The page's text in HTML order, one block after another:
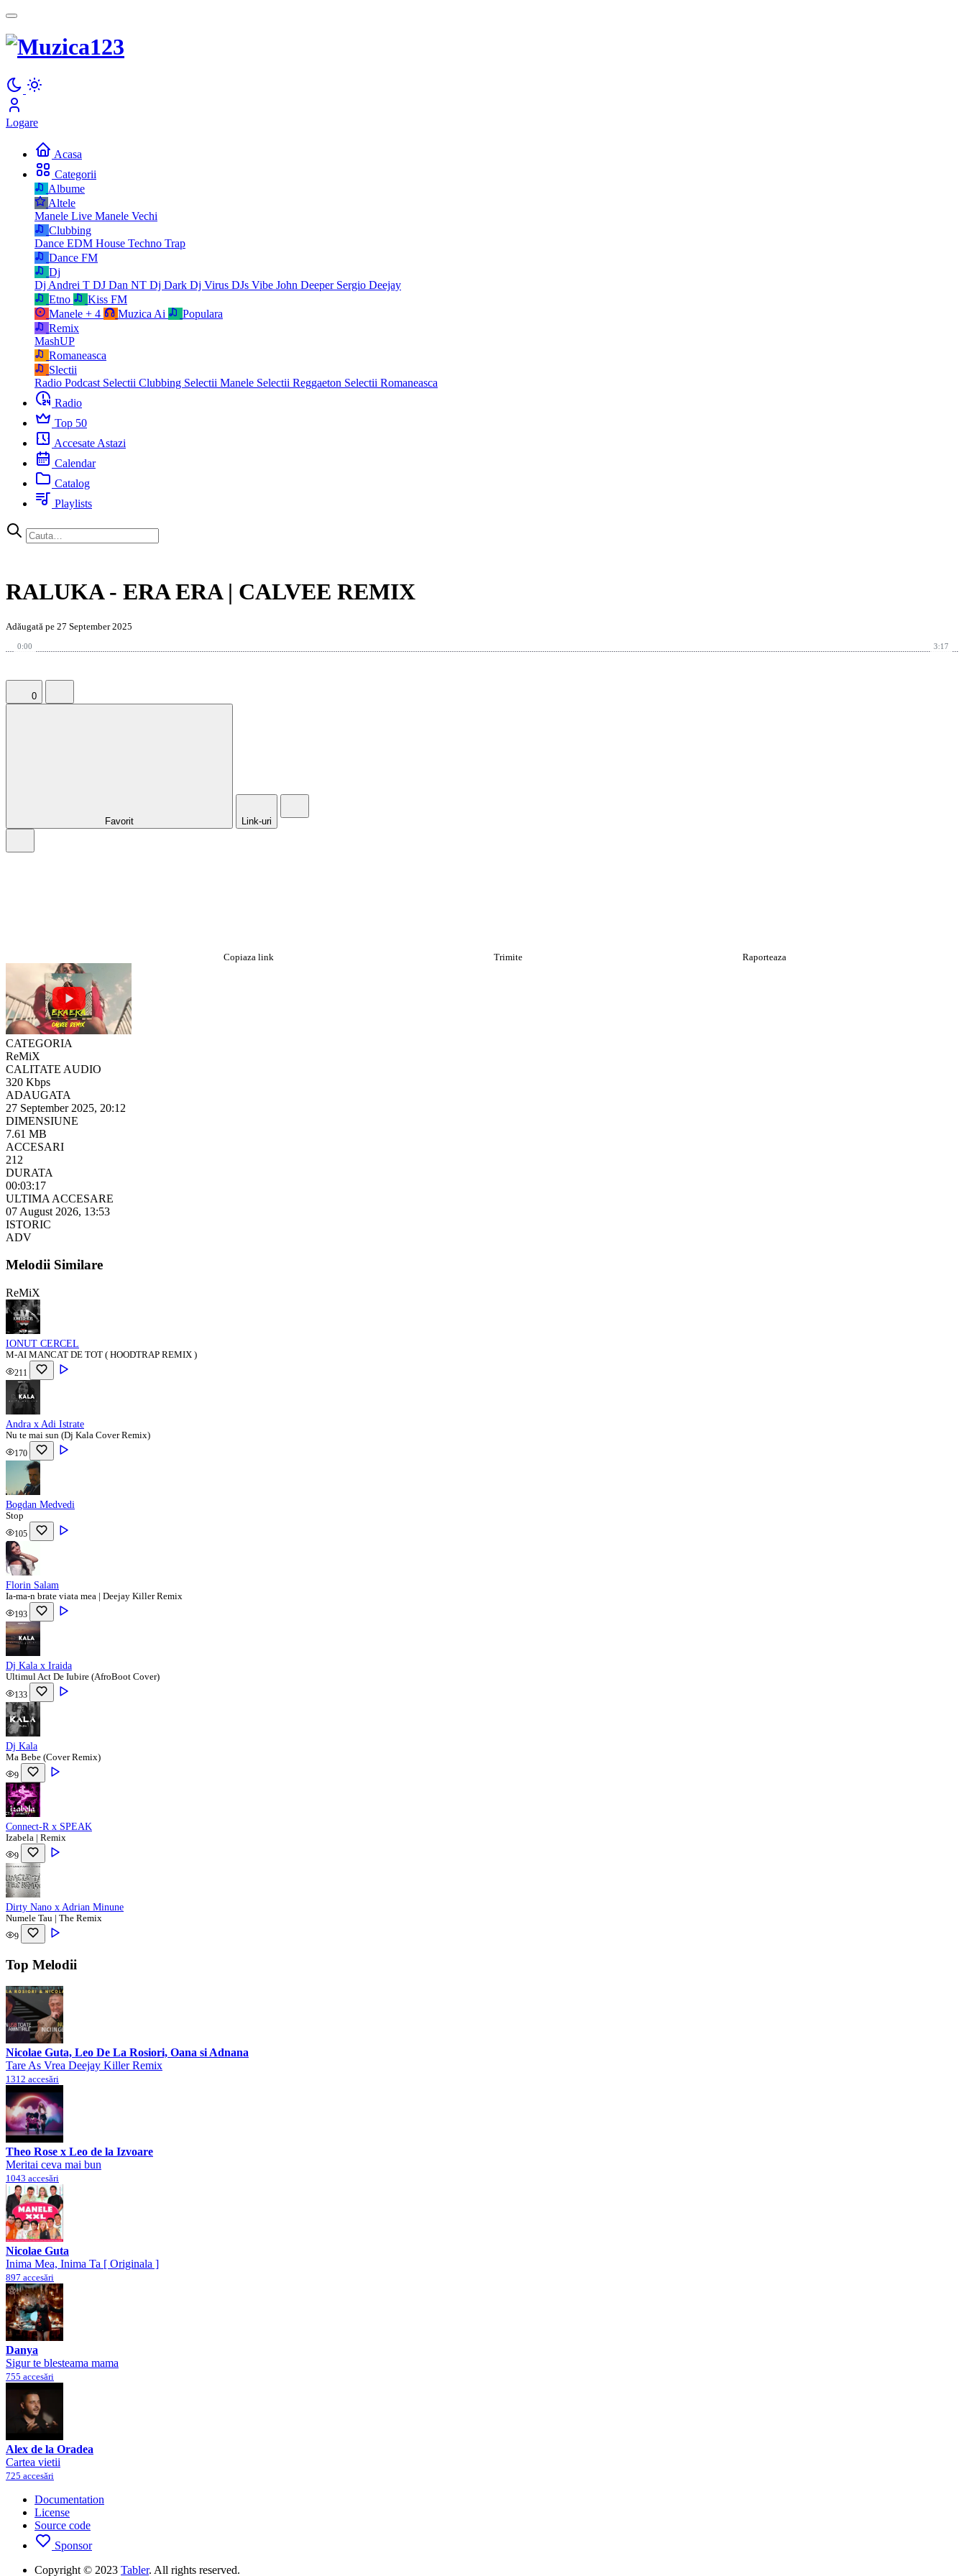
Logare
Acasa
Categorii
Albume
Altele
Manele Live Manele Vechi
Clubbing
Dance EDM House Techno Trap
Dance FM
Dj
Dj Andrei T DJ Dan NT Dj Dark Dj Virus DJs Vibe John Deeper Sergio Deejay
Etno
Kiss FM
Manele + 4 Muzica Ai
Populara
Remix
MashUP
Romaneasca
Slectii
Radio Podcast Selectii Clubbing Selectii Manele Selectii Reggaeton Selectii Romaneasca
Radio
Top 50
Accesate Astazi
Calendar
Catalog
Playlists
RALUKA - ERA ERA | CALVEE REMIX
Adăugată pe 27 September 2025
0:00 3:17
0
Favorit Link-uri
Copiaza link Trimite Raporteaza
CATEGORIA
ReMiX
CALITATE AUDIO
320 Kbps
ADAUGATA
27 September 2025, 20:12
DIMENSIUNE
7.61 MB
ACCESARI
212
DURATA
00:03:17
ULTIMA ACCESARE
07 August 2026, 13:53
ISTORIC
ADV
Melodii Similare
ReMiX
IONUT CERCEL
M-AI MANCAT DE TOT ( HOODTRAP REMIX )
211
Andra x Adi Istrate
Nu te mai sun (Dj Kala Cover Remix)
170
Bogdan Medvedi
Stop
105
Florin Salam
Ia-ma-n brate viata mea | Deejay Killer Remix
193
Dj Kala x Iraida
Ultimul Act De Iubire (AfroBoot Cover)
133
Dj Kala
Ma Bebe (Cover Remix)
9
Connect-R x SPEAK
Izabela | Remix
9
Dirty Nano x Adrian Minune
Numele Tau | The Remix
9
Top Melodii
Nicolae Guta, Leo De La Rosiori, Oana si Adnana
Tare As Vrea Deejay Killer Remix
1312 accesări
Theo Rose x Leo de la Izvoare
Meritai ceva mai bun
1043 accesări
Nicolae Guta
Inima Mea, Inima Ta [ Originala ]
897 accesări
Danya
Sigur te blesteama mama
755 accesări
Alex de la Oradea
Cartea vietii
725 accesări
Documentation
License
Source code
Sponsor
Copyright © 2023 Tabler. All rights reserved.